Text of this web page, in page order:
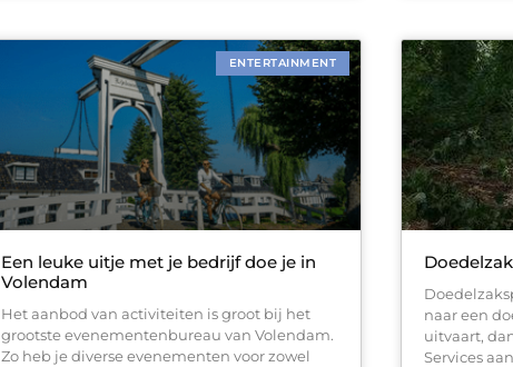
ENTERTAINMENT
Een leuke uitje met je bedrijf doe je in
Volendam
Het aanbod van activiteiten is groot bij het
grootste evenementenbureau van Volendam.
Zo heb je diverse evenementen voor zowel
naar een
uitvaart,
Services